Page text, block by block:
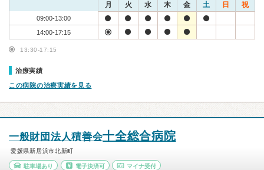
月 火 水 木 金 土 日 祝
09:00-13:00
14:00-17:15
13:30-17:15
治療実績
この病院の治療実績を見る
一般財団法人積善会十全総合病院
愛媛県新居浜市北新町
駐車場あり 電子決済可 マイナ受付